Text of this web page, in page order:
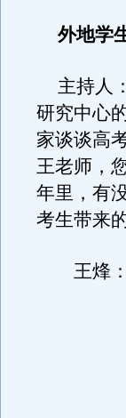
外地学
主持人
研究中心
家谈谈高
王老师，
年里，有
考生带来
王烽：